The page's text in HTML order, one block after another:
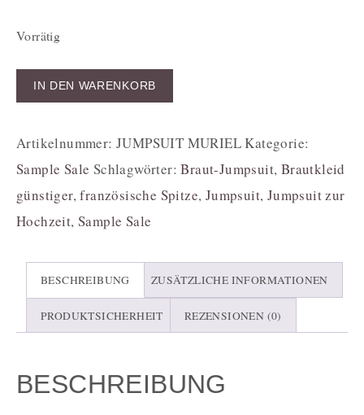
Vorrätig
IN DEN WARENKORB
Artikelnummer:JUMPSUIT MURIELKategorie:
Sample Sale Schlagwörter:Braut-Jumpsuit, Brautkleid
günstiger,französische Spitze, Jumpsuit, Jumpsuit zur
Hochzeit,Sample Sale
BESCHREIBUNG ZUSÄTZLICHE INFORMATIONEN
PRODUKTSICHERHEIT REZENSIONEN (0)
BESCHREIBUNG